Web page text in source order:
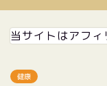
当サイトはアフ
健康